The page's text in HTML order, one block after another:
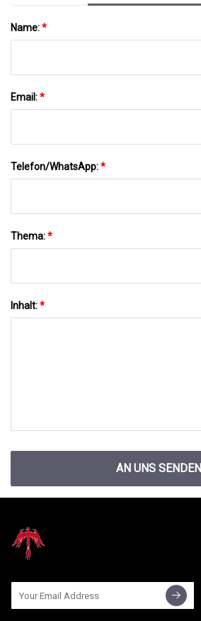
Name:*
Email:*
Telefon/WhatsApp:*
Thema:*
Inhalt:*
AN UNS SENDEN